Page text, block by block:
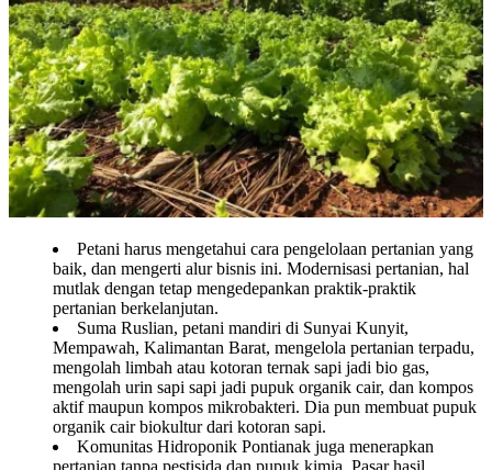
Petani harus mengetahui cara pengelolaan pertanian yang
baik, dan mengerti alur bisnis ini. Modernisasi pertanian, hal
mutlak dengan tetap mengedepankan praktik-praktik
pertanian berkelanjutan.
Suma Ruslian, petani mandiri di Sunyai Kunyit,
Mempawah, Kalimantan Barat, mengelola pertanian terpadu,
mengolah limbah atau kotoran ternak sapi jadi bio gas,
mengolah urin sapi sapi jadi pupuk organik cair, dan kompos
aktif maupun kompos mikrobakteri. Dia pun membuat pupuk
organik cair biokultur dari kotoran sapi.
Komunitas Hidroponik Pontianak juga menerapkan
pertanian tanpa pestisida dan pupuk kimia. Pasar hasil